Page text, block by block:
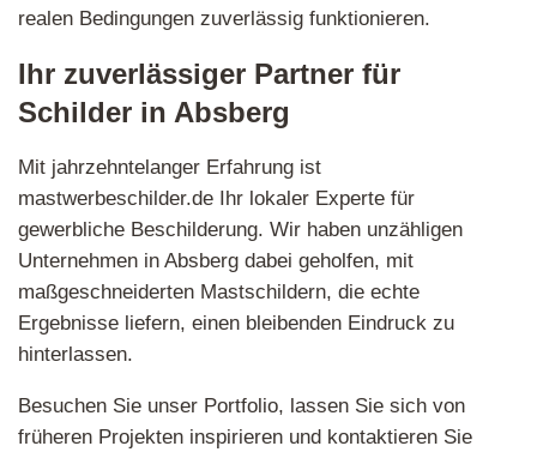
realen Bedingungen zuverlässig funktionieren.
Ihr zuverlässiger Partner für
Schilder in Absberg
Mit jahrzehntelanger Erfahrung ist
mastwerbeschilder.de Ihr lokaler Experte für
gewerbliche Beschilderung. Wir haben unzähligen
Unternehmen in Absberg dabei geholfen, mit
maßgeschneiderten Mastschildern, die echte
Ergebnisse liefern, einen bleibenden Eindruck zu
hinterlassen.
Besuchen Sie unser Portfolio, lassen Sie sich von
früheren Projekten inspirieren und kontaktieren Sie